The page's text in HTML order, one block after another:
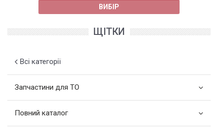
ВИБІР
ЩІТКИ
Всі категорії
Запчастини для ТО
Повний каталог